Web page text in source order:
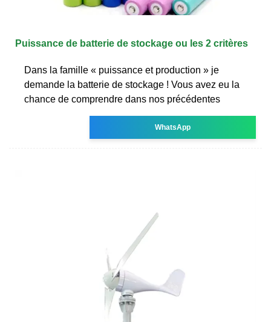
Puissance de batterie de stockage ou les 2 critères
Dans la famille « puissance et production » je
demande la batterie de stockage ! Vous avez eu la
chance de comprendre dans nos précédentes
WhatsApp